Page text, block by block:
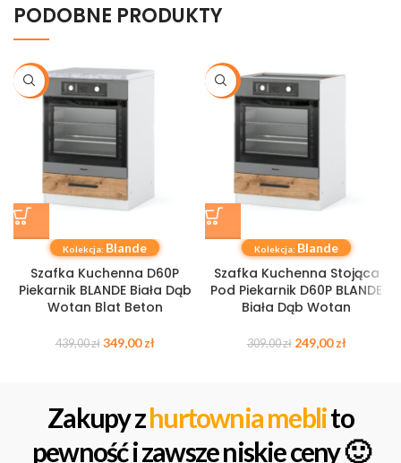
PODOBNE PRODUKTY
-21%
Kolekcja: Blande
Szafka Kuchenna D60P
Piekarnik BLANDE Biała Dąb
Wotan Blat Beton
439,00zł 349,00zł
-19%
Kolekcja: Blande
Szafka Kuchenna Stojąca
Pod Piekarnik D60P BLANDE
Biała Dąb Wotan
309,00zł 249,00zł
Zakupy zhurtownia meblito
pewność i zawsze niskie ceny 🙂